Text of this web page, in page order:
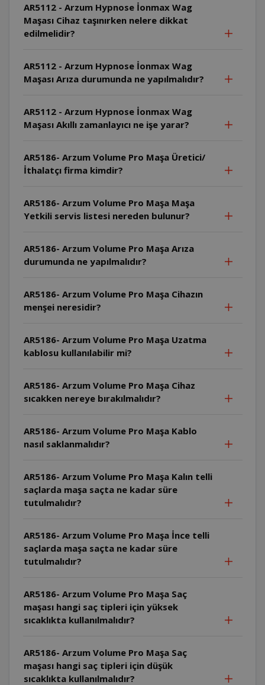
AR5112 - Arzum Hypnose İonmax Wag
Maşası Cihaz taşınırken nelere dikkat
edilmelidir?
AR5112 - Arzum Hypnose İonmax Wag
Maşası Arıza durumunda ne yapılmalıdır?
AR5112 - Arzum Hypnose İonmax Wag
Maşası Akıllı zamanlayıcı ne işe yarar?
AR5186- Arzum Volume Pro Maşa Üretici/
İthalatçı firma kimdir?
AR5186- Arzum Volume Pro Maşa Maşa
Yetkili servis listesi nereden bulunur?
AR5186- Arzum Volume Pro Maşa Arıza
durumunda ne yapılmalıdır?
AR5186- Arzum Volume Pro Maşa Cihazın
menşei neresidir?
AR5186- Arzum Volume Pro Maşa Uzatma
kablosu kullanılabilir mi?
AR5186- Arzum Volume Pro Maşa Cihaz
sıcakken nereye bırakılmalıdır?
AR5186- Arzum Volume Pro Maşa Kablo
nasıl saklanmalıdır?
AR5186- Arzum Volume Pro Maşa Kalın telli
saçlarda maşa saçta ne kadar süre
tutulmalıdır?
AR5186- Arzum Volume Pro Maşa İnce telli
saçlarda maşa saçta ne kadar süre
tutulmalıdır?
AR5186- Arzum Volume Pro Maşa Saç
maşası hangi saç tipleri için yüksek
sıcaklıkta kullanılmalıdır?
AR5186- Arzum Volume Pro Maşa Saç
maşası hangi saç tipleri için düşük
sıcaklıkta kullanılmalıdır?